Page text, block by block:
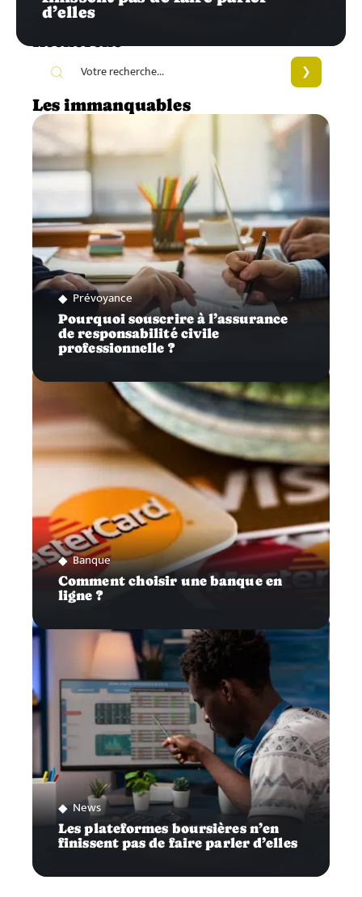
d’elles
Recherche
Les immanquables
Prévoyance
Pourquoi souscrire à l’assurance
de responsabilité civile
professionnelle ?
Banque
Comment choisir une banque en
ligne ?
News
Les plateformes boursières n’en
finissent pas de faire parler d’elles